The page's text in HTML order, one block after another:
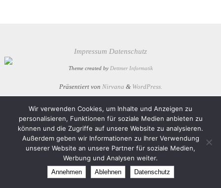
Impressum Datenschutz
Theme created by Dettmer Informatik
Präsentiert von Nirvana & WordPress.
Wir verwenden Cookies, um Inhalte und Anzeigen zu
personalisieren, Funktionen für soziale Medien anbieten zu
können und die Zugriffe auf unsere Website zu analysieren.
Außerdem geben wir Informationen zu Ihrer Verwendung
unserer Website an unsere Partner für soziale Medien,
Werbung und Analysen weiter.
Annehmen Ablehnen Datenschutz